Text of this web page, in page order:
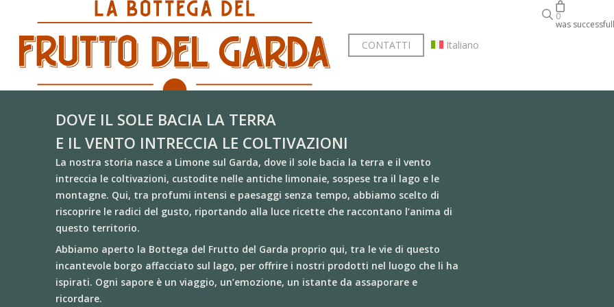
CONTATTI Italiano
search
0
was
DOVE IL SOLE BACIA LA TERRA
E IL VENTO INTRECCIA LE COLTIVAZIONI
La nostra storia nasce a Limone sul Garda, dove il sole bacia la terra e il vento
intreccia le coltivazioni, custodite nelle antiche limonaie, sospese tra il lago e le
montagne. Qui, tra profumi intensi e paesaggi senza tempo, abbiamo scelto di
riscoprire le radici del gusto, riportando alla luce ricette che raccontano l’anima di
questo territorio.
Abbiamo aperto la Bottega del Frutto del Garda proprio qui, tra le vie di questo
incantevole borgo affacciato sul lago, per offrire i nostri prodotti nel luogo che li ha
ispirati. Ogni sapore è un viaggio, un’emozione, un istante da assaporare e
ricordare.